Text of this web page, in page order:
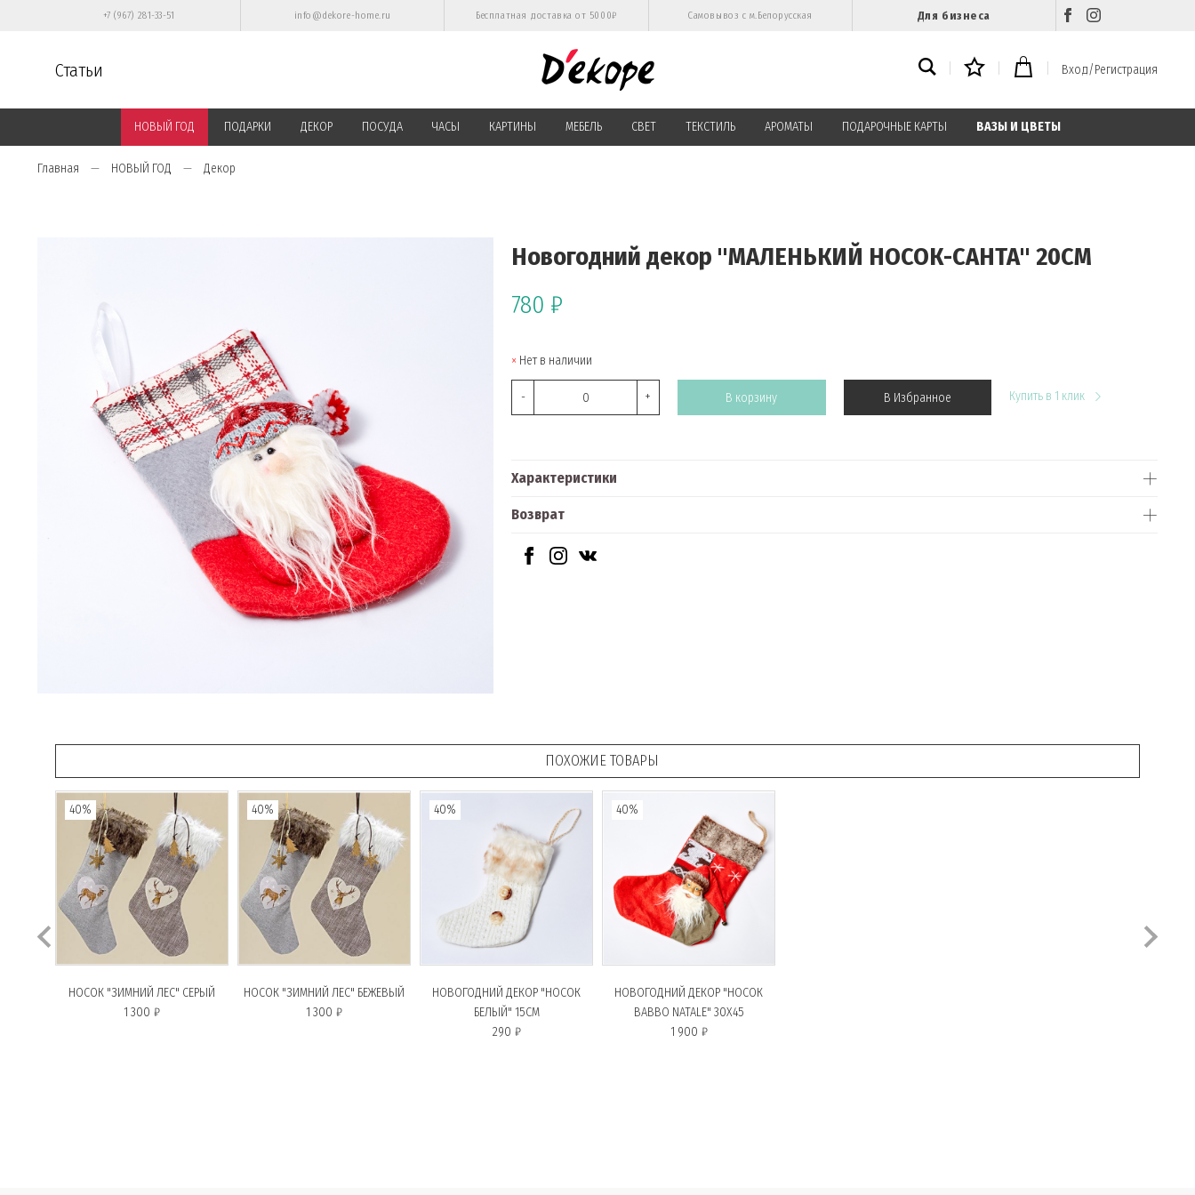
+7 (967) 281-33-51 info@dekore-home.ru Бесплатная доставка от 5000₽ Самовывоз с м.Белорусская Для бизнеса
Статьи Вход/Регистрация
НОВЫЙ ГОД ПОДАРКИ ДЕКОР ПОСУДА ЧАСЫ КАРТИНЫ МЕБЕЛЬ СВЕТ ТЕКСТИЛЬ АРОМАТЫ ПОДАРОЧНЫЕ КАРТЫ ВАЗЫ И ЦВЕТЫ
Главная НОВЫЙ ГОД Декор
Новогодний декор "МАЛЕНЬКИЙ НОСОК-САНТА" 20СМ
780 ₽
Нет в наличии
- + В корзину В Избранное Купить в 1 клик
Характеристики
Возврат
ПОХОЖИЕ ТОВАРЫ
40%
НОСОК "ЗИМНИЙ ЛЕС" СЕРЫЙ
1 300 ₽
40%
НОСОК "ЗИМНИЙ ЛЕС" БЕЖЕВЫЙ
1 300 ₽
40%
НОВОГОДНИЙ ДЕКОР "НОСОК
БЕЛЫЙ" 15CM
290 ₽
40%
НОВОГОДНИЙ ДЕКОР "НОСОК
BABBO NATALE" 30X45
1 900 ₽